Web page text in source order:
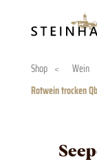
Shop < Wein
Rotwein trocken